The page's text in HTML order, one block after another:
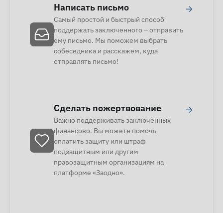
Написать письмо
Самый простой и быстрый способ
поддержать заключенного – отправить
ему письмо. Мы поможем выбрать
собеседника и расскажем, куда
отправлять письмо!
→
Сделать пожертвование
Важно поддерживать заключённых
финансово. Вы можете помочь
оплатить защиту или штраф
подзащитным или другим
правозащитным организациям на
платформе «Заодно».
→